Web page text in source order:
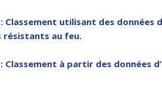
utilisant des données
résistants au feu.
à partir des données